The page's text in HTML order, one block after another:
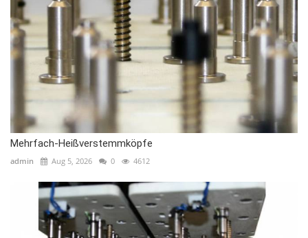
Mehrfach-Heißverstemmköpfe
admin Aug 5, 2026 0 4612